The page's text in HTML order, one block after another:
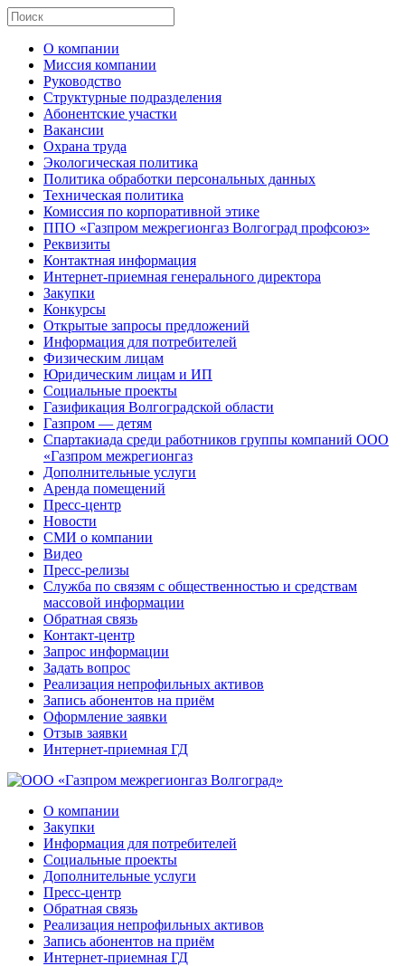
О компании
Миссия компании
Руководство
Структурные подразделения
Абонентские участки
Вакансии
Охрана труда
Экологическая политика
Политика обработки персональных данных
Техническая политика
Комиссия по корпоративной этике
ППО «Газпром межрегионгаз Волгоград профсоюз»
Реквизиты
Контактная информация
Интернет-приемная генерального директора
Закупки
Конкурсы
Открытые запросы предложений
Информация для потребителей
Физическим лицам
Юридическим лицам и ИП
Социальные проекты
Газификация Волгоградской области
Газпром — детям
Спартакиада среди работников группы компаний ООО
«Газпром межрегионгаз
Дополнительные услуги
Аренда помещений
Пресс-центр
Новости
СМИ о компании
Видео
Пресс-релизы
Служба по связям с общественностью и средствам
массовой информации
Обратная связь
Контакт-центр
Запрос информации
Задать вопрос
Реализация непрофильных активов
Запись абонентов на приём
Оформление заявки
Отзыв заявки
Интернет-приемная ГД
О компании
Закупки
Информация для потребителей
Социальные проекты
Дополнительные услуги
Пресс-центр
Обратная связь
Реализация непрофильных активов
Запись абонентов на приём
Интернет-приемная ГД